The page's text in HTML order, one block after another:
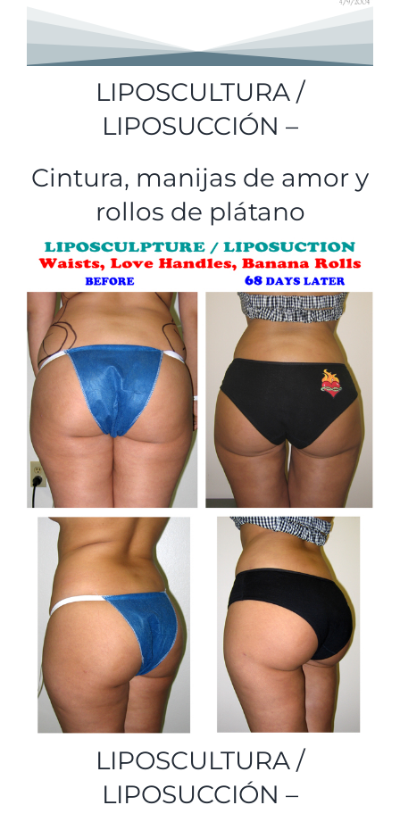
LIPOSCULTURA /
LIPOSUCCIÓN –
Cintura, manijas de amor y
rollos de plátano
LIPOSCULTURA /
LIPOSUCCIÓN –